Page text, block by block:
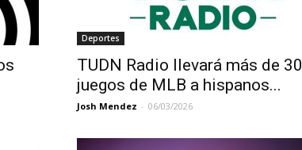
Deportes
TUDN Radio llevará más de 30
juegos de MLB a hispanos...
Josh Mendez - 06/03/2026